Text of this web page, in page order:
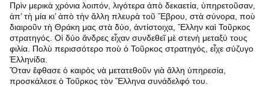
Πρὶν μερικὰ χρόνια λοιπόν, λιγότερα ἀπὸ δεκαετία, ὑπηρετοῦσαν,
ἀπ’ τὴ μία κι’ ἀπὸ τὴν ἄλλη πλευρὰ τοῦ Ἔβρου, στὰ σύνορα, ποὺ
διαιροῦν τὴ Θράκη μας στὰ δύο, ἀντίστοιχα, Ἕλλην καὶ Τοῦρκος
στρατηγός. Οἱ δύο ἄνδρες εἶχαν συνδεθεῖ μὲ στενὴ μεταξύ τους
φιλία. Πολὺ περισσότερο ποὺ ὁ Τοῦρκος στρατηγός, εἶχε σύζυγο
Ἑλληνίδα.
Ὅταν ἔφθασε ὁ καιρὸς νὰ μετατεθοῦν γιὰ ἄλλη ὑπηρεσία,
προσκάλεσε ὁ Τοῦρκος τὸν Ἕλληνα συνάδελφό του.